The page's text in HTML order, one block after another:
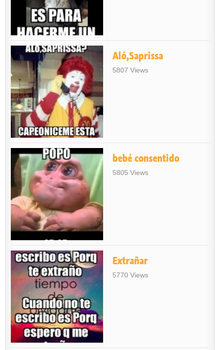
Aló,Saprissa
5807 Views
bebé consentido
5805 Views
Extrañar
5770 Views